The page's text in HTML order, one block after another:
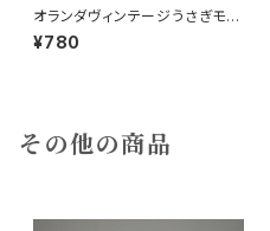
オランダヴィンテージうさぎモチ
ーフプラパーツ30個セットc9
¥780
その他の商品